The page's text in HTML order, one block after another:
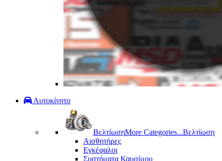
Αυτοκίνητο
ΒελτίωσηMore Categories...Βελτίωση
Αισθητήρες
Εγκέφαλοι
Συστήματα Καυσίμου